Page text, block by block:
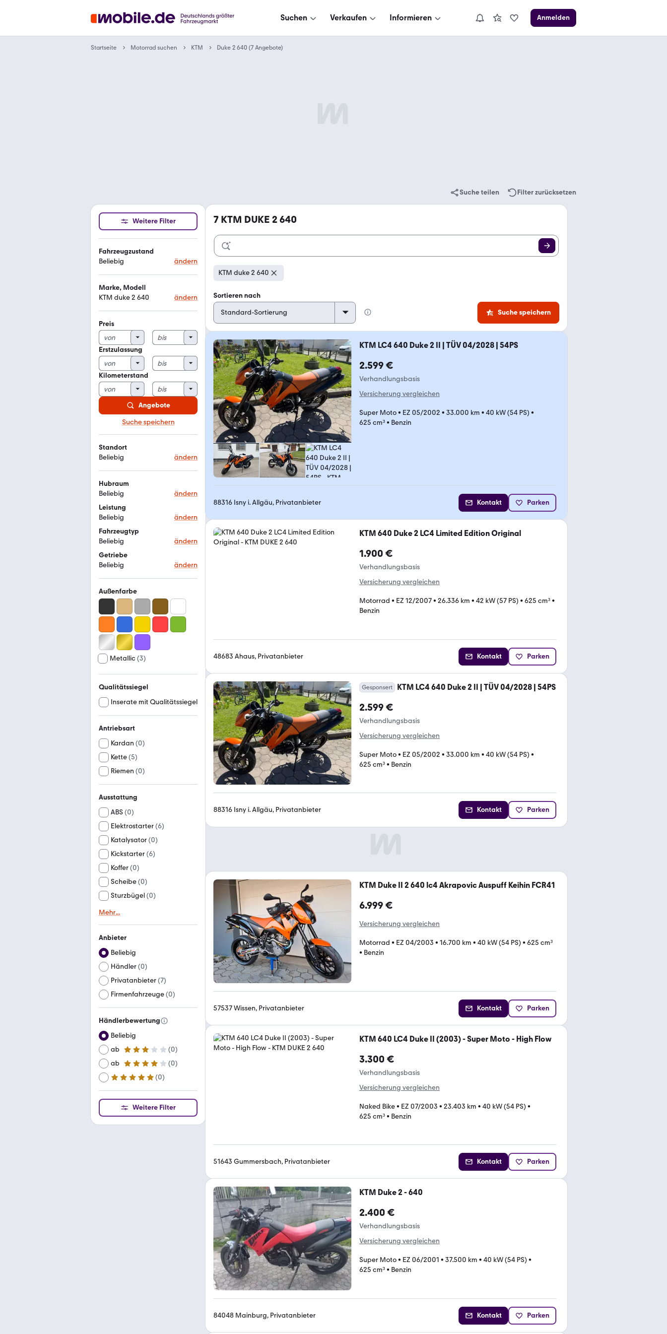
Suchen Verkaufen Informieren Anmelden
Startseite Motorrad suchen KTM Duke 2 640 (7 Angebote)
Suche teilen Filter zurücksetzen
Weitere Filter
Fahrzeugzustand
Beliebig
ändern
Marke, Modell
KTM duke 2 640
ändern
Preis
Erstzulassung
Kilometerstand
Angebote
Suche speichern
Standort
Beliebig
ändern
Hubraum
Beliebig
ändern
Leistung
Beliebig
ändern
Fahrzeugtyp
Beliebig
ändern
Getriebe
Beliebig
ändern
Außenfarbe
Metallic(3)
Qualitätssiegel
Inserate mit Qualitätssiegel
Antriebsart
Kardan (0)
Kette(5)
Riemen (0)
Ausstattung
ABS (0)
Elektrostarter(6)
Katalysator(0)
Kickstarter(6)
Koffer(0)
Scheibe(0)
Sturzbügel(0)
Mehr...
Anbieter
Beliebig
Händler(0)
Privatanbieter(7)
Firmenfahrzeuge(0)
Händlerbewertung
Beliebig
ab
3 Sterne (0)
ab
4 Sterne (0)
ab
5 Sterne (0)
Weitere Filter
7 KTM DUKE 2 640
KTM duke 2 640
Sortieren nach
Suche speichern
KTM LC4 640 Duke 2 II | TÜV 04/2028 | 54PS
2.599 €
Verhandlungsbasis
Versicherung vergleichen
Super Moto• EZ 05/2002 • 33.000 km • 40 kW (54 PS) •
625 cm³• Benzin
88316 Isny i. Allgäu, Privatanbieter Kontakt Parken
KTM 640 Duke 2 LC4 Limited Edition Original
1.900 €
Verhandlungsbasis
Versicherung vergleichen
Motorrad • EZ 12/2007• 26.336 km • 42 kW (57 PS) • 625 cm³•
Benzin
48683 Ahaus, Privatanbieter Kontakt Parken
Gesponsert KTM LC4 640 Duke 2 II | TÜV 04/2028 | 54PS
2.599 €
Verhandlungsbasis
Versicherung vergleichen
Super Moto• EZ 05/2002 • 33.000 km • 40 kW (54 PS) •
625 cm³• Benzin
88316 Isny i. Allgäu, Privatanbieter Kontakt Parken
KTM Duke II 2 640 lc4 Akrapovic Auspuff Keihin FCR41
6.999 €
Versicherung vergleichen
Motorrad • EZ 04/2003 • 16.700 km • 40 kW (54 PS) • 625 cm³
• Benzin
57537 Wissen, Privatanbieter Kontakt Parken
KTM 640 LC4 Duke II (2003) - Super Moto - High Flow
3.300 €
Verhandlungsbasis
Versicherung vergleichen
Naked Bike• EZ 07/2003 • 23.403 km • 40 kW (54 PS) •
625 cm³• Benzin
51643 Gummersbach, Privatanbieter Kontakt Parken
KTM Duke 2 - 640
2.400 €
Verhandlungsbasis
Versicherung vergleichen
Super Moto• EZ 06/2001 • 37.500 km • 40 kW (54 PS) •
625 cm³• Benzin
84048 Mainburg, Privatanbieter Kontakt Parken